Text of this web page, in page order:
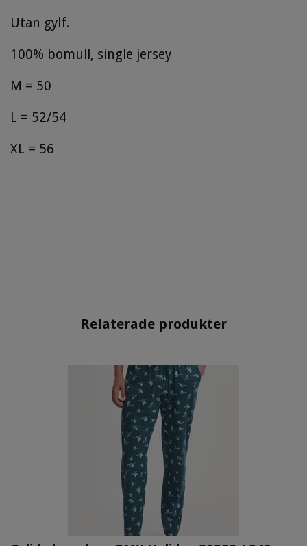
Utan gylf.
100% bomull, single jersey
M = 50
L = 52/54
XL = 56